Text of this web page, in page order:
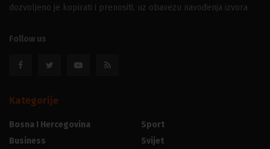
dozvoljeno je kopirati i prenositi, uz obavezu navođenja izvora
Follow us
Kategorije
Bosna I Hercegovina
Business
Sport
Svijet